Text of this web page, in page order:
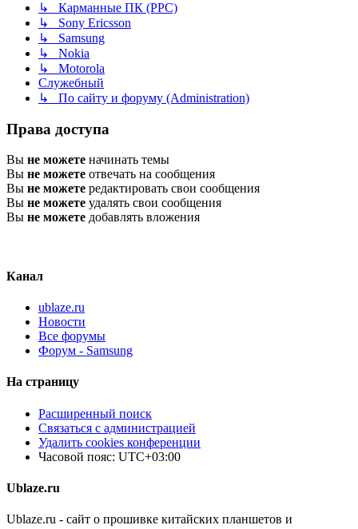
↳ Карманные ПК (PPC)
↳ Sony Ericsson
↳ Samsung
↳ Nokia
↳ Motorola
Служебный
↳ По сайту и форуму (Administration)
Права доступа
Вы не можете начинать темы
Вы не можете отвечать на сообщения
Вы не можете редактировать свои сообщения
Вы не можете удалять свои сообщения
Вы не можете добавлять вложения
Канал
ublaze.ru
Новости
Все форумы
Форум - Samsung
На страницу
Расширенный поиск
Связаться с администрацией
Удалить cookies конференции
Часовой пояс: UTC+03:00
Ublaze.ru
Ublaze.ru - сайт о прошивке китайских планшетов и